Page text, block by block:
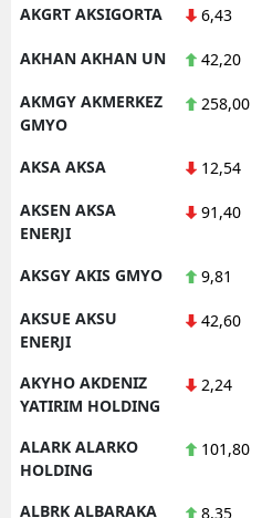
AKGRT AKSIGORTA 6,43
AKHAN AKHAN UN 42,20
AKMGY AKMERKEZ
GMYO
258,00
AKSA AKSA 12,54
AKSEN AKSA
ENERJI
91,40
AKSGY AKIS GMYO 9,81
AKSUE AKSU
ENERJI
42,60
AKYHO AKDENIZ
YATIRIM HOLDING
2,24
ALARK ALARKO
HOLDING
101,80
ALBRK ALBARAKA
8,35